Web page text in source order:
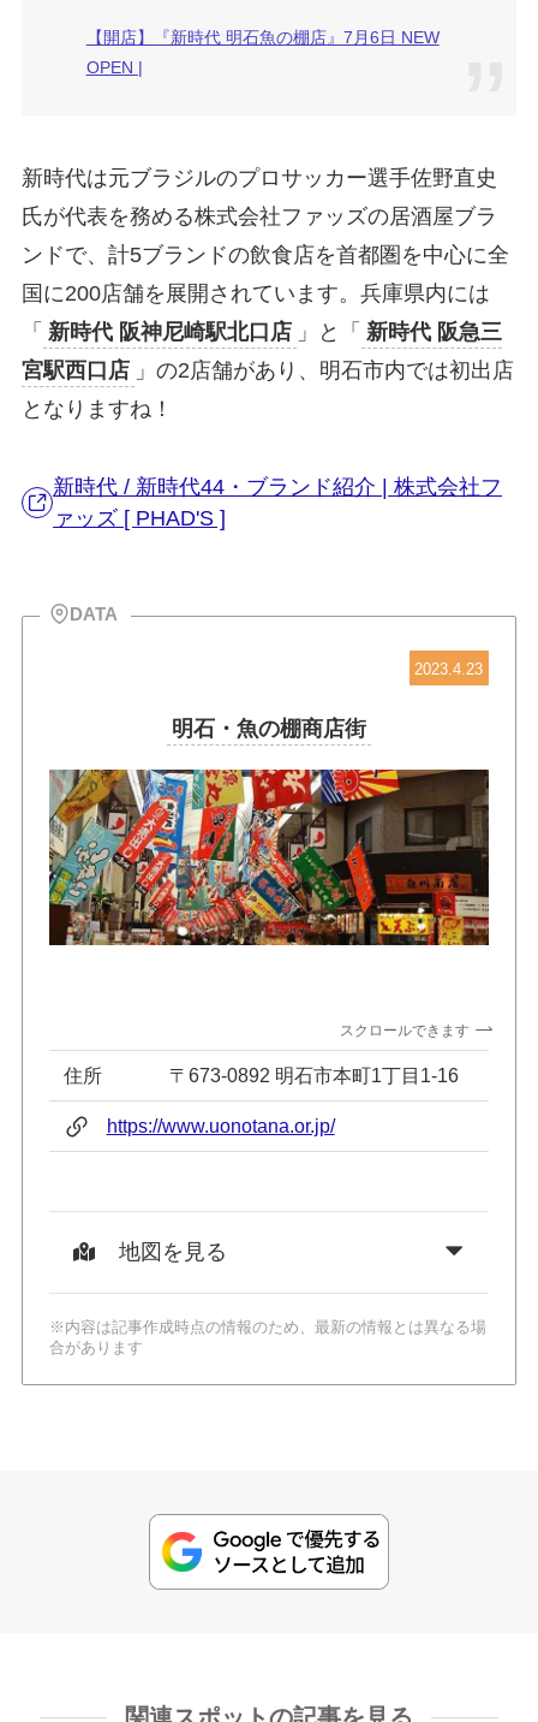
【開店】『新時代 明石魚の棚店』7月6日 NEW
OPEN |
新時代は元ブラジルのプロサッカー選手佐野直史
氏が代表を務める株式会社ファッズの居酒屋ブラ
ンドで、計5ブランドの飲食店を首都圏を中心に全
国に200店舗を展開されています。兵庫県内には
「 新時代 阪神尼崎駅北口店 」と「 新時代 阪急三
宮駅西口店 」の2店舗があり、明石市内では初出店
となりますね！
新時代 / 新時代44・ブランド紹介 | 株式会社フ
ァッズ [ PHAD'S ]
DATA
2023.4.23
明石・魚の棚商店街
スクロールできます
住所 〒673-0892 明石市本町1丁目1-16
https://www.uonotana.or.jp/
地図を見る
※内容は記事作成時点の情報のため、最新の情報とは異なる場
合があります